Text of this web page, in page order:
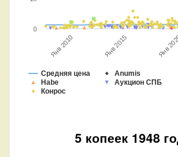
Средняя цена Anumis
Habe
Аукцион СПБ
Конрос
Янв 2010 Янв 2015 Янв
0
5 копеек 1948